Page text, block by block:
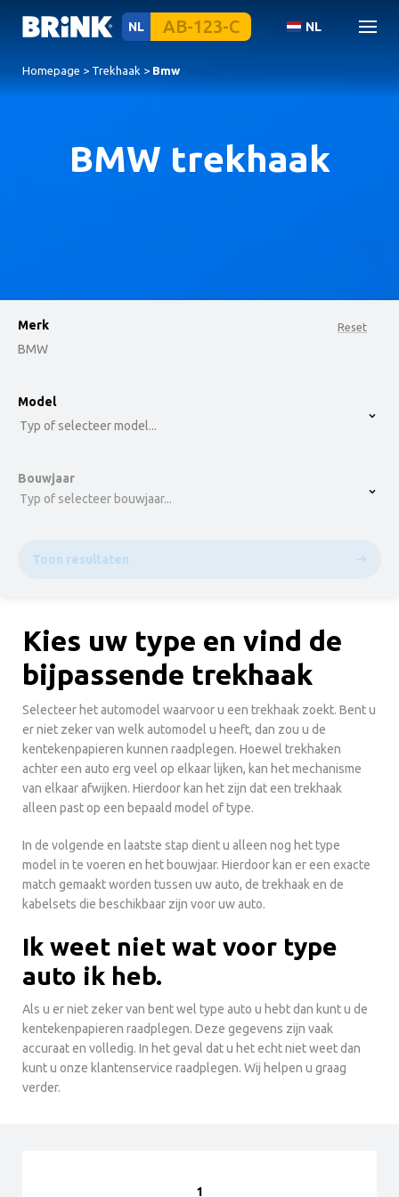
NL NL
Homepage > Trekhaak > Bmw
BMW trekhaak
Reset
Merk
BMW
option , selected.
Model
Typ of selecteer model...
Bouwjaar
Typ of selecteer bouwjaar...
Toon resultaten
Kies uw type en vind de
bijpassende trekhaak
Selecteer het automodel waarvoor u een trekhaak zoekt. Bent u
er niet zeker van welk automodel u heeft, dan zou u de
kentekenpapieren kunnen raadplegen. Hoewel trekhaken
achter een auto erg veel op elkaar lijken, kan het mechanisme
van elkaar afwijken. Hierdoor kan het zijn dat een trekhaak
alleen past op een bepaald model of type.
In de volgende en laatste stap dient u alleen nog het type
model in te voeren en het bouwjaar. Hierdoor kan er een exacte
match gemaakt worden tussen uw auto, de trekhaak en de
kabelsets die beschikbaar zijn voor uw auto.
Ik weet niet wat voor type
auto ik heb.
Als u er niet zeker van bent wel type auto u hebt dan kunt u de
kentekenpapieren raadplegen. Deze gegevens zijn vaak
accuraat en volledig. In het geval dat u het echt niet weet dan
kunt u onze klantenservice raadplegen. Wij helpen u graag
verder.
1